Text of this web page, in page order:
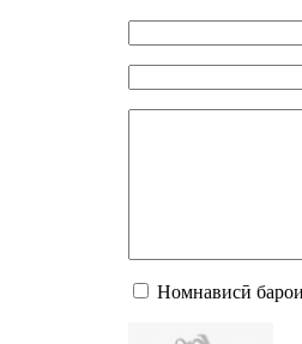
Номнависӣ